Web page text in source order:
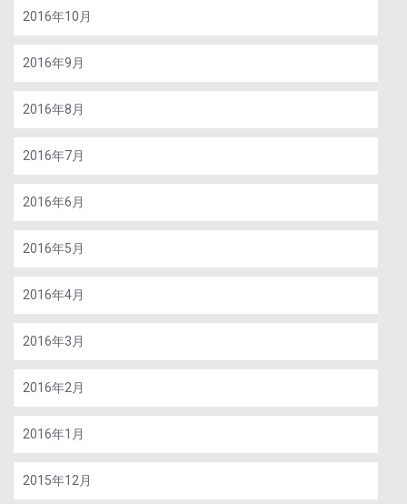
2016年10月
2016年9月
2016年8月
2016年7月
2016年6月
2016年5月
2016年4月
2016年3月
2016年2月
2016年1月
2015年12月